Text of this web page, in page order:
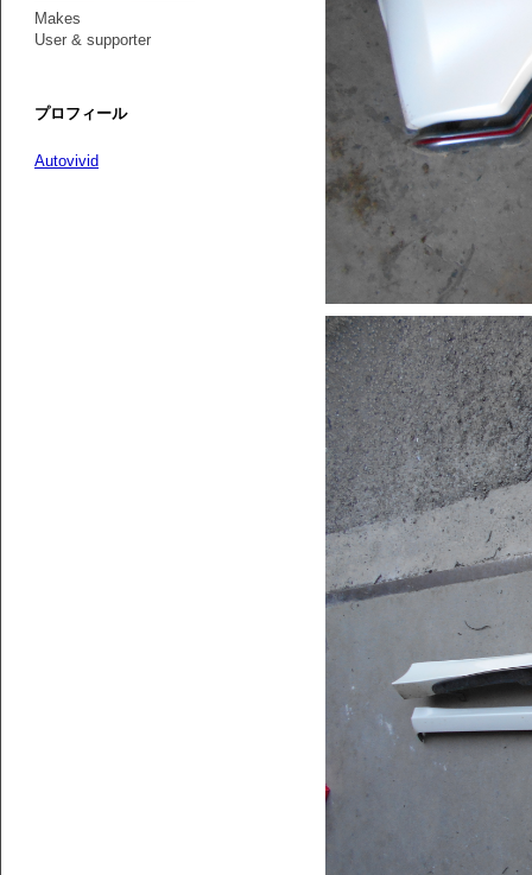
Makes
User & supporter
プロフィール
Autovivid